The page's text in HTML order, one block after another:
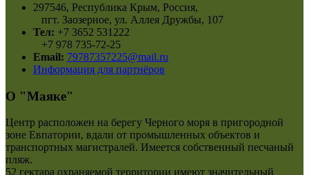
297546, Республика Крым, Россия,
пгт. Заозерное, ул. Аллея Дружбы, 107
Тел: +7 3652 531222
+7 978 735-72-25
Email: 79787357225@mail.ru
Информация для партнёров
О "Маяке"
Центр расположен на берегу Черного моря в пригородной
зоне Евпатории, вдали от промышленных объектов и
транспортных магистралей. Имеется собственный песчаный
пляж.
52 гектара охраняемой территории имеют значительный